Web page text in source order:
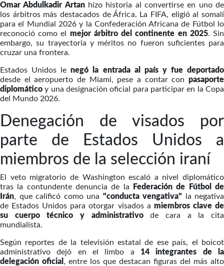
Omar Abdulkadir Artanhizo historia al convertirse en uno de
los árbitros más destacados de África. La FIFA, eligió al somalí
para el Mundial 2026 y la Confederación Africana de Fútbol lo
reconoció como el mejor árbitro del continente en 2025. Sin
embargo, su trayectoria y méritos no fueron suficientes para
cruzar una frontera.
Estados Unidos lenegó la entrada al país y fue deportado
desde el aeropuerto de Miami, pese a contar con pasaporte
diplomático y una designación oficial para participar en la Copa
del Mundo 2026.
Denegación de visados por
parte de Estados Unidos a
miembros de la selección iraní
El veto migratorio de Washington escaló a nivel diplomático
tras la contundente denuncia de la
Federación de Fútbol de
Irán, que calificó como una "conducta vengativa" la negativa
de Estados Unidos para otorgar visados a miembros clave de
su cuerpo técnico y administrativode cara a la cita
mundialista.
Según reportes de la televisión estatal de ese país, el boicot
administrativo dejó en el limbo a 14 integrantes de la
delegación oficial , entre los que destacan figuras del más alto